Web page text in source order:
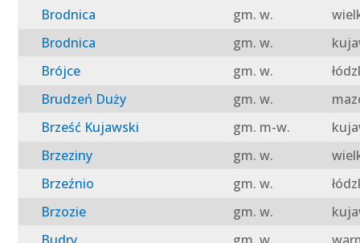
Brodnica
gm. w.
Brodnica
gm. w.
Brójce
gm. w.
Brudzeń Duży
gm. w.
Brześć Kujawski
gm. m-w.
Brzeziny
gm. w.
Brzeźnio
gm. w.
Brzozie
gm. w.